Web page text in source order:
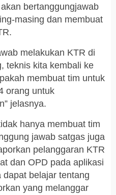
bertanggungjawab
masing dan membuat
melakukan KTR di
teknis kita kembali ke
membuat tim untuk
orang untuk
jelasnya.
hanya membuat tim
jawab satgas juga
pelanggaran KTR
dan OPD pada aplikasi
dapat belajar tentang
yang melanggar